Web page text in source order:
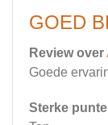
GOED
Review over
Goede
Sterke